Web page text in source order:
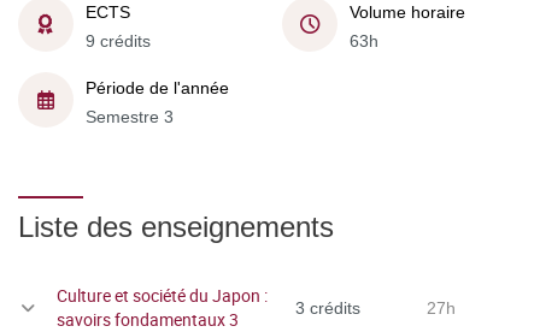
ECTS
9 crédits
Volume horaire
63h
Période de l'année
Semestre 3
Liste des enseignements
Culture et société du Japon :
savoirs fondamentaux 3
3 crédits 27h